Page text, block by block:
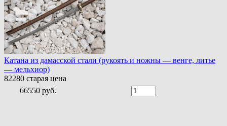
Катана из дамасской стали (рукоять и ножны — венге, литье
— мельхиор)
82280 старая цена
66550 руб.